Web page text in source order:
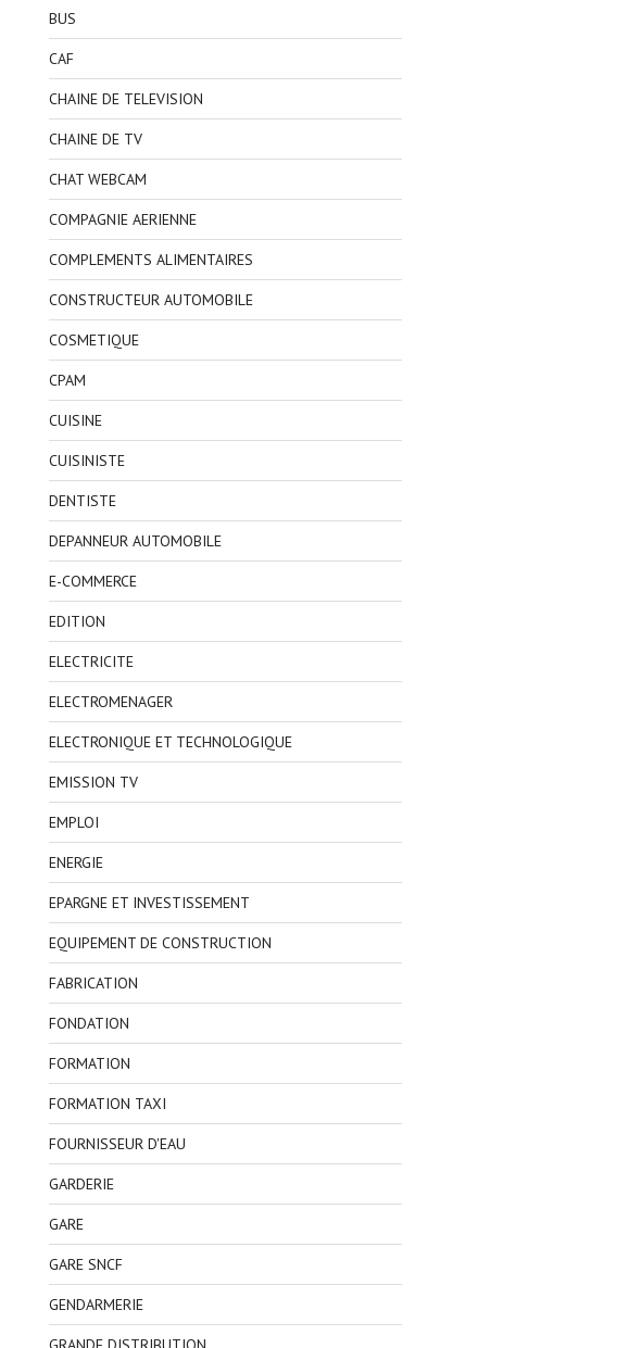
BUS
CAF
CHAINE DE TELEVISION
CHAINE DE TV
CHAT WEBCAM
COMPAGNIE AERIENNE
COMPLEMENTS ALIMENTAIRES
CONSTRUCTEUR AUTOMOBILE
COSMETIQUE
CPAM
CUISINE
CUISINISTE
DENTISTE
DEPANNEUR AUTOMOBILE
E-COMMERCE
EDITION
ELECTRICITE
ELECTROMENAGER
ELECTRONIQUE ET TECHNOLOGIQUE
EMISSION TV
EMPLOI
ENERGIE
EPARGNE ET INVESTISSEMENT
EQUIPEMENT DE CONSTRUCTION
FABRICATION
FONDATION
FORMATION
FORMATION TAXI
FOURNISSEUR D'EAU
GARDERIE
GARE
GARE SNCF
GENDARMERIE